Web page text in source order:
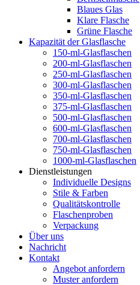
Blaues Glas
Klare Flasche
Grüne Flasche
Kapazität der Glasflasche
150-ml-Glasflaschen
200-ml-Glasflaschen
250-ml-Glasflaschen
300-ml-Glasflaschen
350-ml-Glasflaschen
375-ml-Glasflaschen
500-ml-Glasflaschen
600-ml-Glasflaschen
700-ml-Glasflaschen
750-ml-Glasflaschen
1000-ml-Glasflaschen
Dienstleistungen
Individuelle Designs
Stile & Farben
Qualitätskontrolle
Flaschenproben
Verpackung
Über uns
Nachricht
Kontakt
Angebot anfordern
Muster anfordern